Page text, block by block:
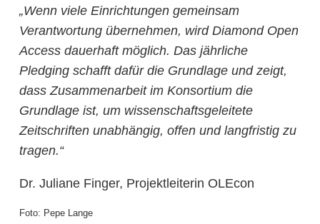
„Wenn viele Einrichtungen gemeinsam
Verantwortung übernehmen, wird Diamond Open
Access dauerhaft möglich. Das jährliche
Pledging schafft dafür die Grundlage und zeigt,
dass Zusammenarbeit im Konsortium die
Grundlage ist, um wissenschaftsgeleitete
Zeitschriften unabhängig, offen und langfristig zu
tragen.“
Dr. Juliane Finger, Projektleiterin OLEcon
Foto: Pepe Lange